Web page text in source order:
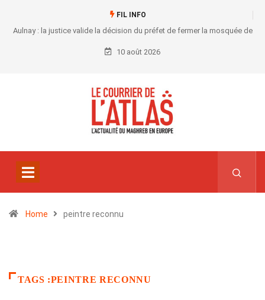
FIL INFO
Aulnay : la justice valide la décision du préfet de fermer la mosquée de
Chanteloup
10 août 2026
Home peintre reconnu
TAGS :PEINTRE RECONNU